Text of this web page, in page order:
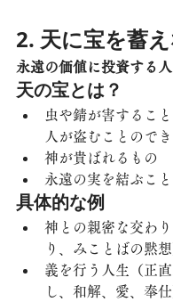
2. 天に宝を蓄
永遠の価値に投資する
天の宝とは？
虫や錆が害するこ
人が盗むことので
神が貴ばれるもの
永遠の実を結ぶこと
具体的な例
神との親密な交わ
り、みことばの黙想
義を行う人生（正
し、和解、愛、奉仕